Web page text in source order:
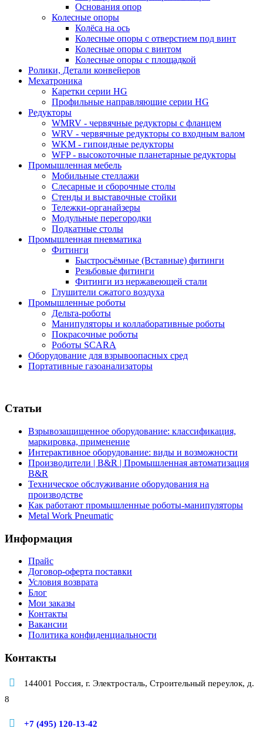
Основания опор
Колесные опоры
Колёса на ось
Колесные опоры с отверстием под винт
Колесные опоры с винтом
Колесные опоры с площадкой
Ролики, Детали конвейеров
Мехатроника
Каретки серии HG
Профильные направляющие серии HG
Редукторы
WMRV - червячные редукторы с фланцем
WRV - червячные редукторы со входным валом
WKM - гипоидные редукторы
WFP - высокоточные планетарные редукторы
Промышленная мебель
Мобильные стеллажи
Слесарные и сборочные столы
Стенды и выставочные стойки
Тележки-органайзеры
Модульные перегородки
Подкатные столы
Промышленная пневматика
Фитинги
Быстросъёмные (Вставные) фитинги
Резьбовые фитинги
Фитинги из нержавеющей стали
Глушители сжатого воздуха
Промышленные роботы
Дельта-роботы
Манипуляторы и коллаборативные роботы
Покрасочные роботы
Роботы SCARA
Оборудование для взрывоопасных сред
Портативные газоанализаторы
Статьи
Взрывозащищенное оборудование: классификация,
маркировка, применение
Интерактивное оборудование: виды и возможности
Производители | B&R | Промышленная автоматизация
B&R
Техническое обслуживание оборудования на
производстве
Как работают промышленные роботы-манипуляторы
Metal Work Pneumatic
Информация
Прайс
Договор-оферта поставки
Условия возврата
Блог
Мои заказы
Контакты
Вакансии
Политика конфиденциальности
Контакты
144001 Россия, г. Электросталь, Строительный переулок, д.
8
+7 (495) 120-13-42